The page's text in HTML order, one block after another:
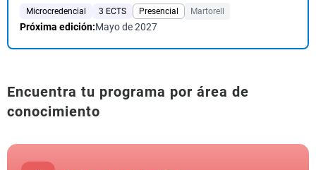
Microcredencial 3 ECTS Presencial Martorell
Próxima edición:Mayo de 2027
Encuentra tu programa por área de
conocimiento